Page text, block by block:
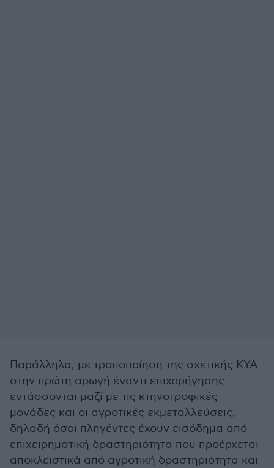
Παράλληλα, με τροποποίηση της σχετικής ΚΥΑ
στην πρώτη αρωγή έναντι επιχορήγησης
εντάσσονται μαζί με τις κτηνοτροφικές
μονάδες και οι αγροτικές εκμεταλλεύσεις,
δηλαδή όσοι πληγέντες έχουν εισόδημα από
επιχειρηματική δραστηριότητα που προέρχεται
αποκλειστικά από αγροτική δραστηριότητα και